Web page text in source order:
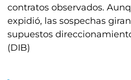
contratos observados.
expidió, las sospechas
supuestos
(DIB)